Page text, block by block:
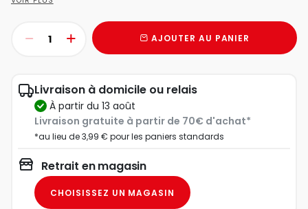
AJOUTER AU PANIER
Livraison à domicile ou relais
à partir du 13 août
Livraison gratuite à partir de 70€ d'achat*
*au lieu de 3,99 € pour les paniers standards
Retrait en magasin
CHOISISSEZ UN MAGASIN